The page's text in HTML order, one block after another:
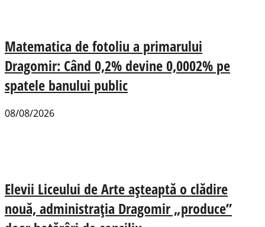
Matematica de fotoliu a primarului
Dragomir: Când 0,2% devine 0,0002% pe
spatele banului public
08/08/2026
Elevii Liceului de Arte așteaptă o clădire
nouă, administrația Dragomir „produce”